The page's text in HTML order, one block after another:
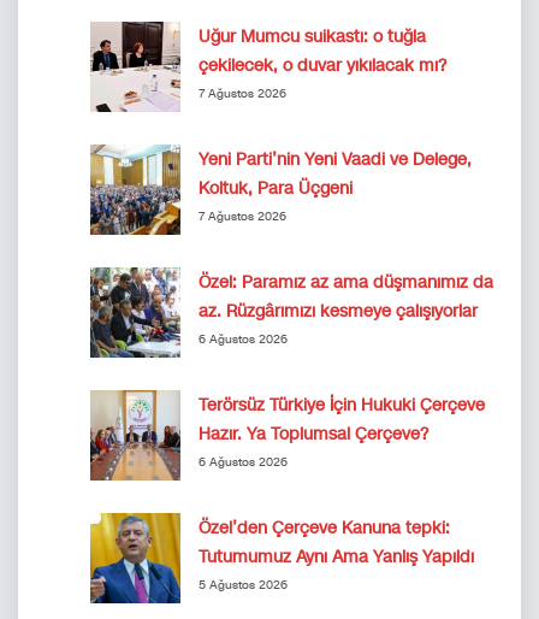
Uğur Mumcu suikastı: o tuğla
çekilecek, o duvar yıkılacak mı?
7 Ağustos 2026
Yeni Parti’nin Yeni Vaadi ve Delege,
Koltuk, Para Üçgeni
7 Ağustos 2026
Özel: Paramız az ama düşmanımız da
az. Rüzgârımızı kesmeye çalışıyorlar
6 Ağustos 2026
Terörsüz Türkiye İçin Hukuki Çerçeve
Hazır. Ya Toplumsal Çerçeve?
6 Ağustos 2026
Özel’den Çerçeve Kanuna tepki:
Tutumumuz Aynı Ama Yanlış Yapıldı
5 Ağustos 2026